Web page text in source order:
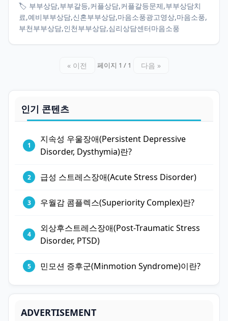
🏷️ 부부상담,부부갈등,커플상담,커플갈등문제,부부상담치
료,예비부부상담,신혼부부상담,마음소풍광고영상,마음소풍,
부천부부상담,인천부부상담,심리상담센터마음소풍
« 이전 페이지 1 / 1 다음 »
인기 콘텐츠
지속성 우울장애(Persistent Depressive
Disorder, Dysthymia)란?
급성 스트레스장애(Acute Stress Disorder)
우월감 콤플렉스(Superiority Complex)란?
외상후스트레스장애(Post-Traumatic Stress
Disorder, PTSD)
민모션 증후군(Minmotion Syndrome)이란?
ADVERTISEMENT